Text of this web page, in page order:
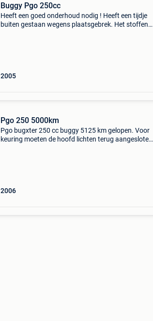
Buggy Pgo 250cc
Heeft een goed onderhoud nodig ! Heeft een tijdje
buiten gestaan wegens plaatsgebrek. Het stoffen
2005
Pgo 250 5000km
Pgo bugxter 250 cc buggy 5125 km gelopen. Voor
keuring moeten de hoofd lichten terug aangesloten
2006